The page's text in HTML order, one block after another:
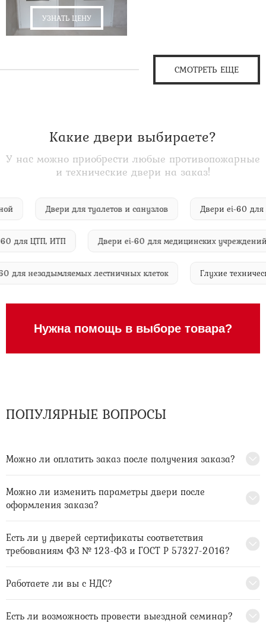
УЗНАТЬ ЦЕНУ
СМОТРЕТЬ ЕЩЕ
Какие двери выбираете?
У нас можно приобрести любые противопожарные
и технические двери на заказ!
Двери для туалетов и санузлов Двери ei-60
ЦТП, ИТП Двери ei-60 для медицинских учреждений
60 для незадымляемых лестничных клеток Глухие
Нужна помощь в выборе товара?
ПОПУЛЯРНЫЕ ВОПРОСЫ
Можно ли оплатить заказ после получения заказа?
Можно ли изменить параметры двери после
оформления заказа?
Есть ли у дверей сертификаты соответствия
требованиям ФЗ № 123-ФЗ и ГОСТ Р 57327-2016?
Работаете ли вы с НДС?
Есть ли возможность провести выездной семинар?